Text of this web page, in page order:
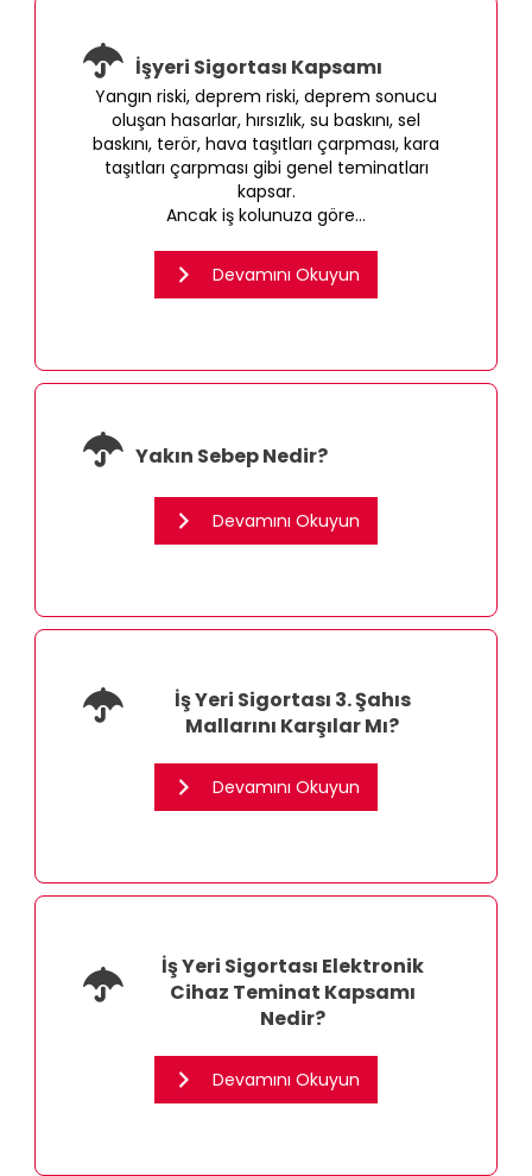
İşyeri Sigortası Kapsamı
Yangın riski, deprem riski, deprem sonucu
oluşan hasarlar, hırsızlık, su baskını, sel
baskını, terör, hava taşıtları çarpması, kara
taşıtları çarpması gibi genel teminatları
kapsar.
Ancak iş kolunuza göre...
Devamını Okuyun
Yakın Sebep Nedir?
Devamını Okuyun
İş Yeri Sigortası 3. Şahıs
Mallarını Karşılar Mı?
Devamını Okuyun
İş Yeri Sigortası Elektronik
Cihaz Teminat Kapsamı
Nedir?
Devamını Okuyun